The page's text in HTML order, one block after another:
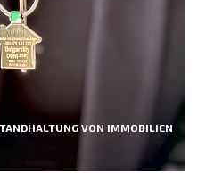
VON IMMOBILIEN